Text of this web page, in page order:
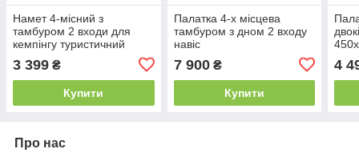
Намет 4-місний з
тамбуром 2 входи для
кемпінгу туристичний
3 399 ₴
Купити
Палатка 4-х місцева
тамбуром з дном 2 входу
навіс
7 900₴
Купити
4
Про нас